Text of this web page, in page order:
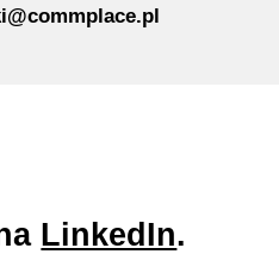
LinkedIn.